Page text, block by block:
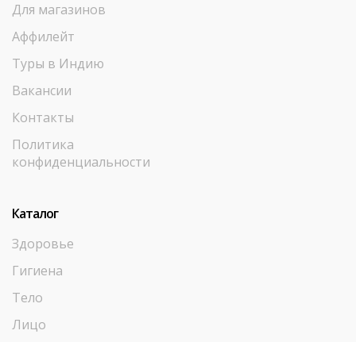
Для магазинов
Аффилейт
Туры в Индию
Вакансии
Контакты
Политика
конфиденциальности
Каталог
Здоровье
Гигиена
Тело
Лицо